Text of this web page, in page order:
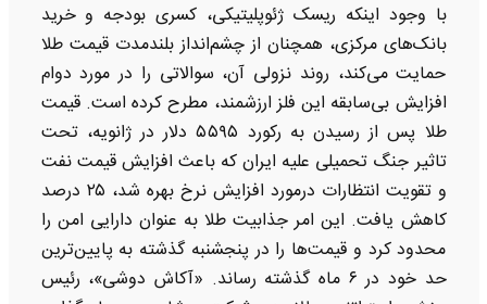
با وجود اینکه ریسک ژئوپلیتیکی، کسری بودجه و خرید
بانک‌های مرکزی، همچنان از چشم‌انداز بلندمدت قیمت طلا
حمایت می‌کند، روند نزولی آن، سوالاتی را در مورد دوام
افزایش بی‌سابقه این فلز ارزشمند، مطرح کرده است. قیمت
طلا پس از رسیدن به رکورد ۵۵۹۵ دلار در ژانویه، تحت
تاثیر جنگ تحمیلی علیه ایران که باعث افزایش قیمت نفت
و تقویت انتظارات درمورد افزایش نرخ بهره شد، ۲۵ درصد
کاهش یافت. این امر جذابیت طلا به عنوان دارایی امن را
محدود کرد و قیمت‌ها را در پنجشنبه گذشته به پایین‌ترین
حد خود در ۶ ماه گذشته رساند. «آکاش دوشی»، رئیس